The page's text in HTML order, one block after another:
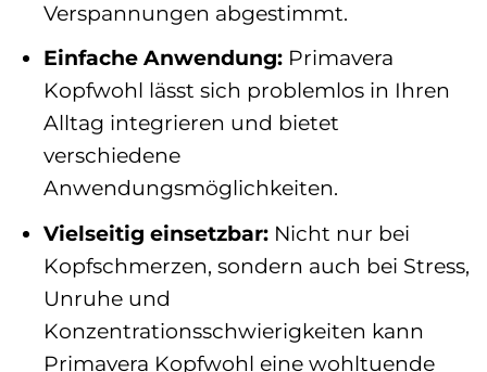
Verspannungen abgestimmt.
Einfache Anwendung:Primavera
Kopfwohl lässt sich problemlos in Ihren
Alltag integrieren und bietet
verschiedene
Anwendungsmöglichkeiten.
Vielseitig einsetzbar:Nicht nur bei
Kopfschmerzen, sondern auch bei Stress,
Unruhe und
Konzentrationsschwierigkeiten kann
Primavera Kopfwohl eine wohltuende